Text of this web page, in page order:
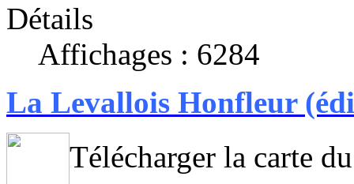
Détails
Affichages : 6284
La Levallois Honfleur
Télécharger la carte